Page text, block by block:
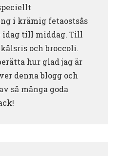
i krämig fetaostsås
idag till middag. Till
och broccoli.
hur glad jag är
denna blogg och
så många goda